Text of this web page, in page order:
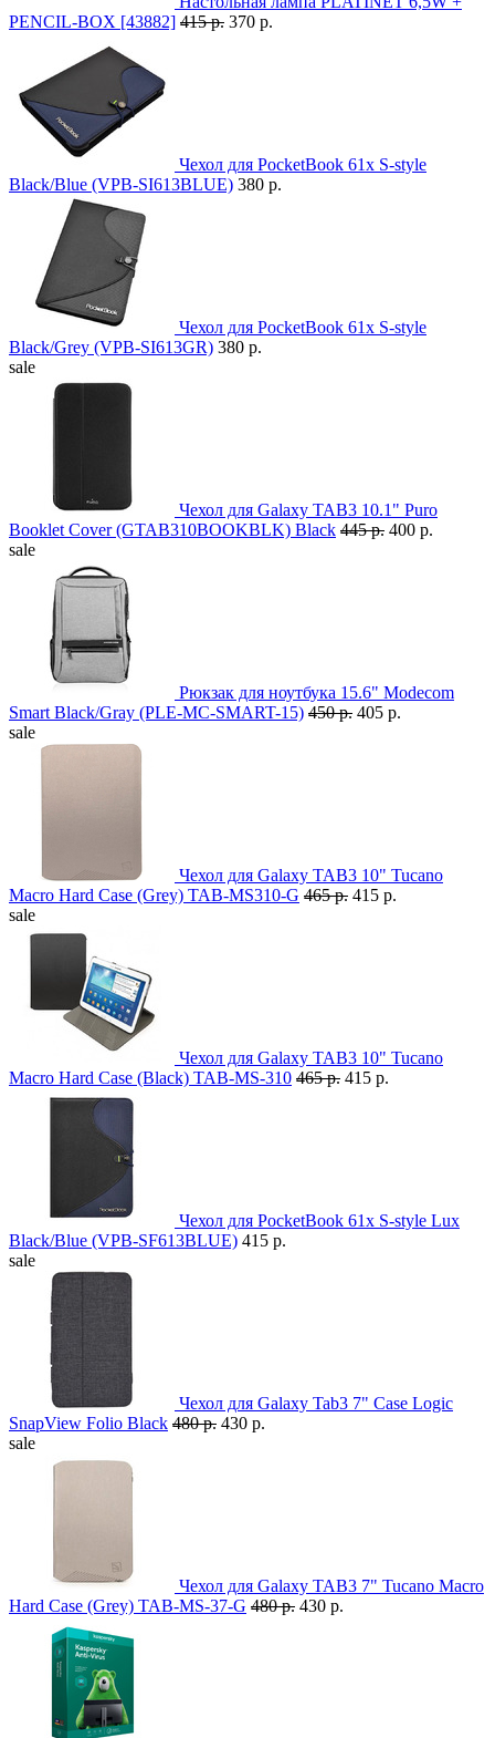
PENCIL-BOX [43882] 415 р. 370 р.
Чехол для PocketBook 61x S-style
Black/Blue (VPB-SI613BLUE) 380 р.
Чехол для PocketBook 61x S-style
Black/Grey (VPB-SI613GR) 380 р.
sale
Чехол для Galaxy TAB3 10.1" Puro
Booklet Cover (GTAB310BOOKBLK) Black 445 р. 400 р.
sale
Рюкзак для ноутбука 15.6" Modecom
Smart Black/Gray (PLE-MC-SMART-15) 450 р. 405 р.
sale
Чехол для Galaxy TAB3 10" Tucano
Macro Hard Case (Grey) TAB-MS310-G 465 р. 415 р.
sale
Чехол для Galaxy TAB3 10" Tucano
Macro Hard Case (Black) TAB-MS-310 465 р. 415 р.
Чехол для PocketBook 61x S-style Lux
Black/Blue (VPB-SF613BLUE) 415 р.
sale
Чехол для Galaxy Tab3 7" Case Logic
SnapView Folio Black 480 р. 430 р.
sale
Чехол для Galaxy TAB3 7" Tucano Macro
Hard Case (Grey) TAB-MS-37-G 480 р. 430 р.